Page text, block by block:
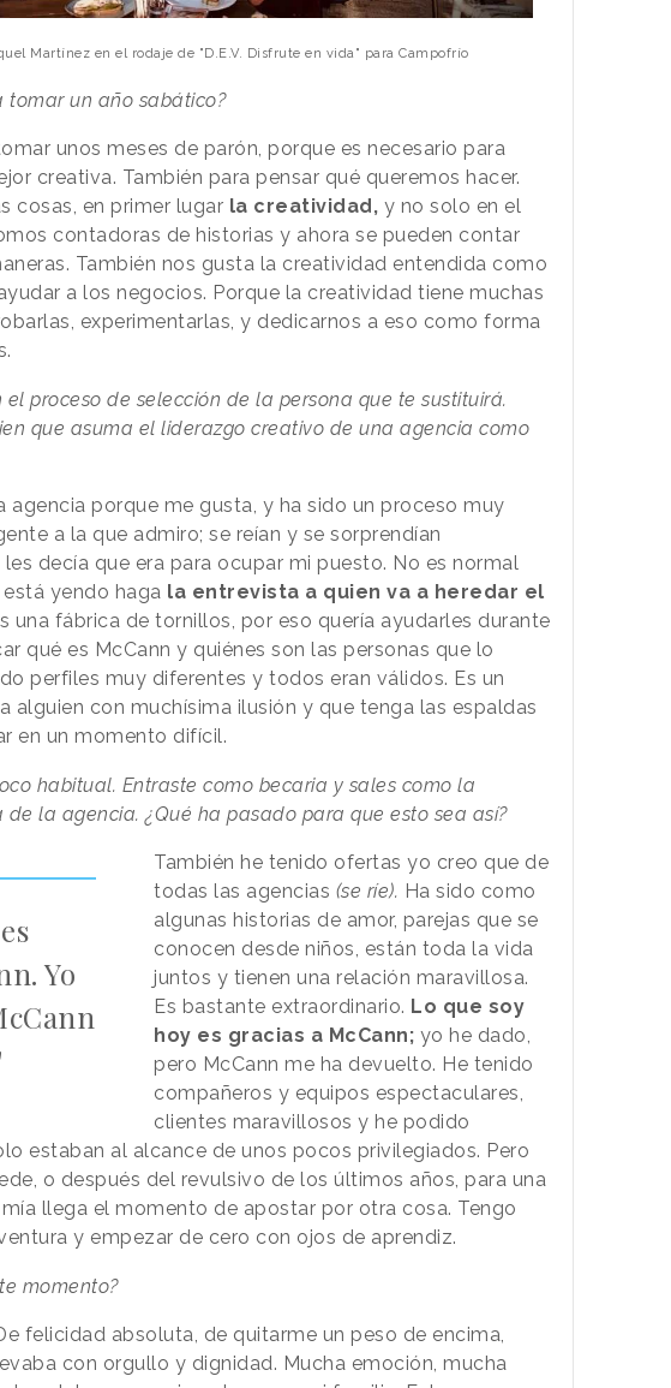
Martínez en el rodaje de "D.E.V. Disfrute en vida" para Campofrío
tomar un año sabático?
unos meses de parón, porque es necesario para
creativa. También para pensar qué queremos hacer.
cosas, en primer lugar la creatividad, y no solo en el
contadoras de historias y ahora se pueden contar
También nos gusta la creatividad entendida como
a los negocios. Porque la creatividad tiene muchas
experimentarlas, y dedicarnos a eso como forma
proceso de selección de la persona que te sustituirá.
que asuma el liderazgo creativo de una agencia como
agencia porque me gusta, y ha sido un proceso muy
a la que admiro; se reían y se sorprendían
decía que era para ocupar mi puesto. No es normal
yendo haga la entrevista a quien va a heredar el
una fábrica de tornillos, por eso quería ayudarles durante
qué es McCann y quiénes son las personas que lo
perfiles muy diferentes y todos eran válidos. Es un
alguien con muchísima ilusión y que tenga las espaldas
en un momento difícil.
habitual. Entraste como becaria y sales como la
la agencia. ¿Qué ha pasado para que esto sea así?
Yo
También he tenido ofertas yo creo que de
todas las agencias (se ríe). Ha sido como
algunas historias de amor, parejas que se
conocen desde niños, están toda la vida
juntos y tienen una relación maravillosa.
Es bastante extraordinario. Lo que soy
hoy es gracias a McCann; yo he dado,
pero McCann me ha devuelto. He tenido
compañeros y equipos espectaculares,
clientes maravillosos y he podido
estaban al alcance de unos pocos privilegiados. Pero
o después del revulsivo de los últimos años, para una
llega el momento de apostar por otra cosa. Tengo
y empezar de cero con ojos de aprendiz.
momento?
felicidad absoluta, de quitarme un peso de encima,
con orgullo y dignidad. Mucha emoción, mucha